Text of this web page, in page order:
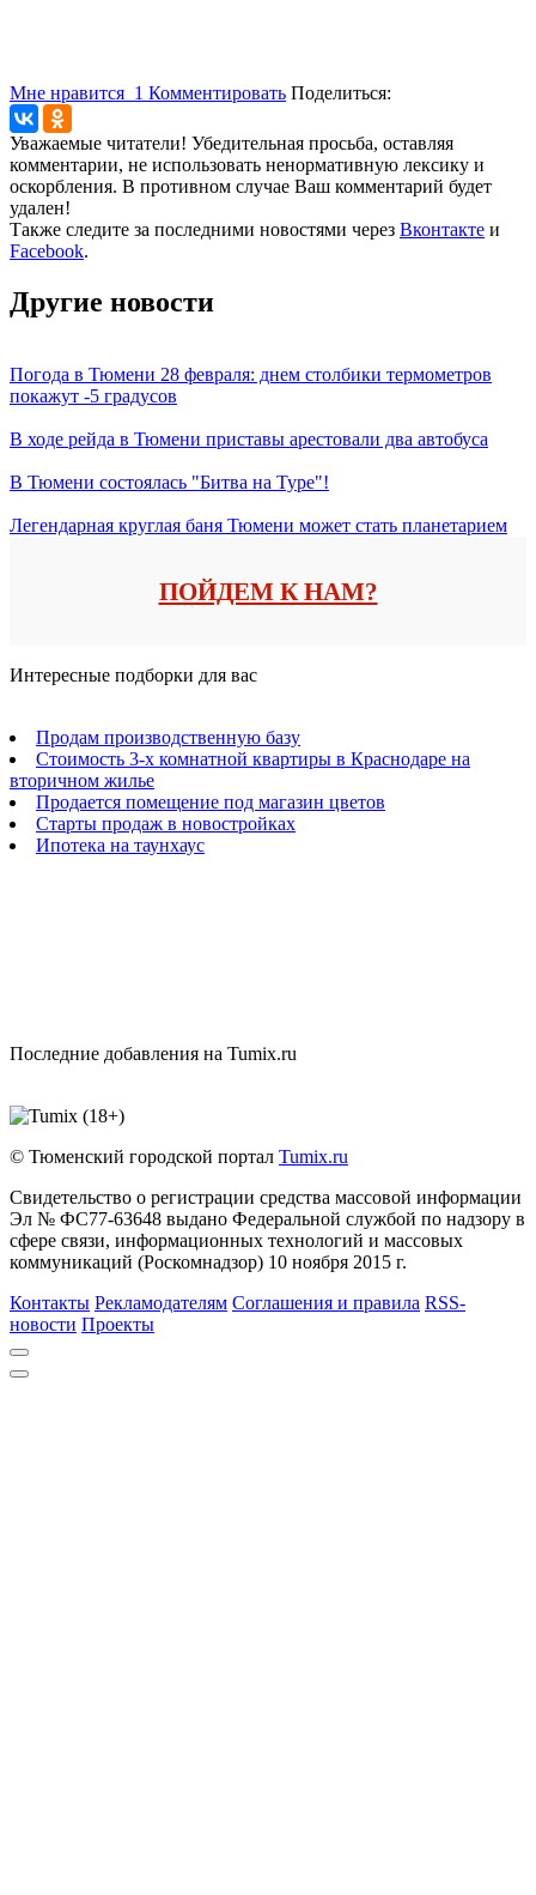
Мне нравится 1 Комментировать Поделиться:
Уважаемые читатели! Убедительная просьба, оставляя
комментарии, не использовать ненормативную лексику и
оскорбления. В противном случае Ваш комментарий будет
удален!
Также следите за последними новостями через Вконтакте и
Facebook.
Другие новости
Погода в Тюмени 28 февраля: днем столбики термометров
покажут -5 градусов
В ходе рейда в Тюмени приставы арестовали два автобуса
В Тюмени состоялась "Битва на Туре"!
Легендарная круглая баня Тюмени может стать планетарием
ПОЙДЕМ К НАМ?
Интересные подборки для вас
Продам производственную базу
Стоимость 3-х комнатной квартиры в Краснодаре на
вторичном жилье
Продается помещение под магазин цветов
Старты продаж в новостройках
Ипотека на таунхаус
Последние добавления на Tumix.ru
© Тюменский городской портал Tumix.ru
Свидетельство о регистрации средства массовой информации
Эл № ФС77-63648 выдано Федеральной службой по надзору в
сфере связи, информационных технологий и массовых
коммуникаций (Роскомнадзор) 10 ноября 2015 г.
Контакты Рекламодателям Соглашения и правила RSS-
новости Проекты